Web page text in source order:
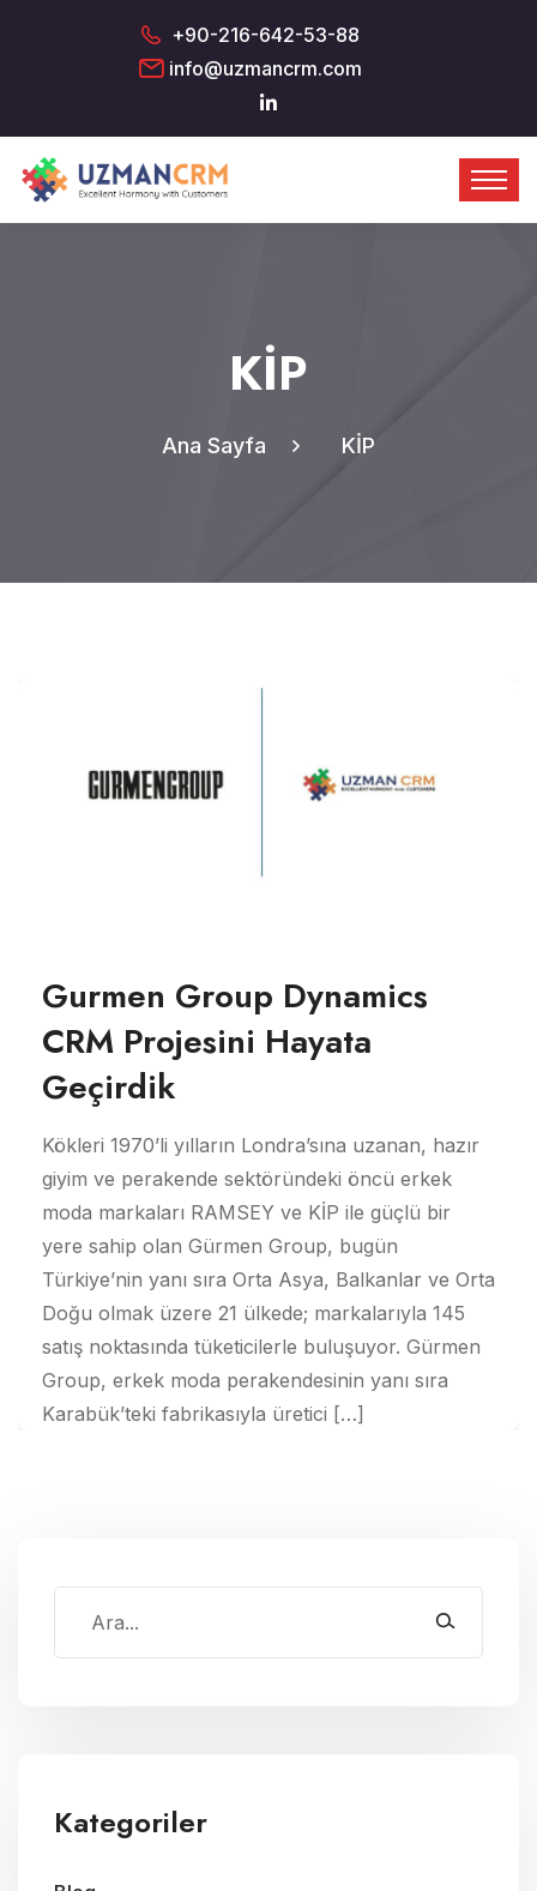
+90-216-642-53-88
info@uzmancrm.com
KİP
Ana Sayfa KİP
Kategoriler
Gurmen Group Dynamics
CRM Projesini Hayata
Geçirdik
Kökleri 1970’li yılların Londra’sına uzanan, hazır
giyim ve perakende sektöründeki öncü erkek
moda markaları RAMSEY ve KİP ile güçlü bir
yere sahip olan Gürmen Group, bugün
Türkiye’nin yanı sıra Orta Asya, Balkanlar ve Orta
Doğu olmak üzere 21 ülkede; markalarıyla 145
satış noktasında tüketicilerle buluşuyor. Gürmen
Group, erkek moda perakendesinin yanı sıra
Karabük’teki fabrikasıyla üretici […]